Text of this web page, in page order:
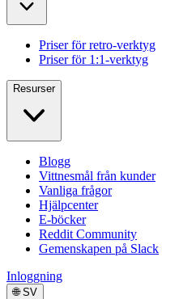
Priser för retro-verktyg
Priser för 1:1-verktyg
Resurser
Blogg
Vittnesmål från kunder
Vanliga frågor
Hjälpcenter
E-böcker
Reddit Community
Gemenskapen på Slack
Inloggning
🌐 SV